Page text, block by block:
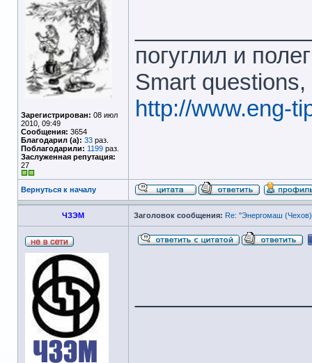
Зарегистрирован: 08 июл
2010, 09:49
Сообщения: 3654
Благодарил (а): 33 раз.
Поблагодарили: 1199 раз.
Заслуженная репутация:
27
погуглил и
Smart
http://www.eng-
Вернуться к началу
ЧЗЭМ Заголовок сообщения: Re: "Энергомаш